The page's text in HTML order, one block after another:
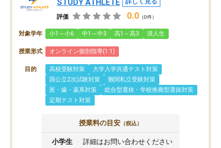
STUDY ATHLETE
評価 0.0 （0件）
対象学年 小1～小6 中1～中3 高1～高3 浪人生
授業形式 オンライン個別指導(1:1)
目的 高校受験対策
大学入学共通テスト対策
国公立2次試験対策
難関私立受験対策
医・歯・薬系対策
総合型選抜・学校推薦型選抜対策
定期テスト対策
授業料の目安 （税込）
小学生 詳細はお問い合わせください